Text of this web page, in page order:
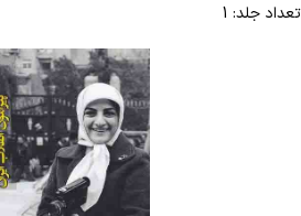
تعداد جلد: 1